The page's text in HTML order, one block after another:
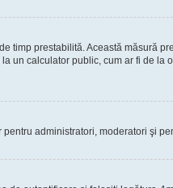
timp prestabilită. Această măsură
un calculator public, cum ar fi de
pentru administratori, moderatori şi